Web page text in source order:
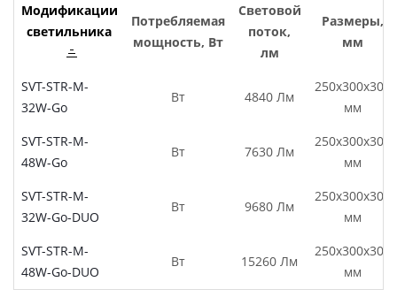
Модификации
светильника
Потребляемая
мощность, Вт
Световой
поток,
лм
Размеры,
мм
SVT-STR-M-
32W-Go
Вт 4840 Лм
250x300x300
мм
SVT-STR-M-
48W-Go
Вт 7630 Лм
250x300x300
мм
SVT-STR-M-
32W-Go-DUO
Вт 9680 Лм
250x300x300
мм
SVT-STR-M-
48W-Go-DUO
Вт 15260 Лм
250x300x300
мм